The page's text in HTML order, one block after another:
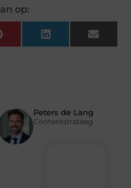
op:
Pinterest LinkedIn Email
Peters de Lang
Contentstrateeg